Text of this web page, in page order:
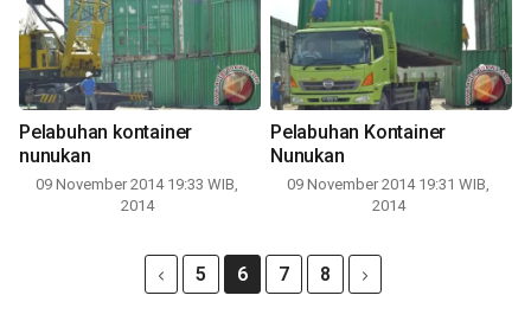
Pelabuhan kontainer
nunukan
09 November 2014 19:33 WIB,
2014
Pelabuhan Kontainer
Nunukan
09 November 2014 19:31 WIB,
2014
5 6 7 8